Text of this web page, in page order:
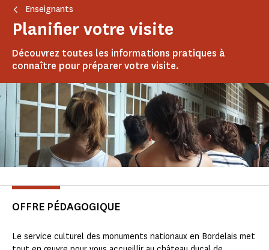
Enseignants
Planifier votre visite
Découvrez toutes les informations pratiques à
connaître pour préparer votre visite.
OFFRE PÉDAGOGIQUE
Le service culturel des monuments nationaux en Bordelais met